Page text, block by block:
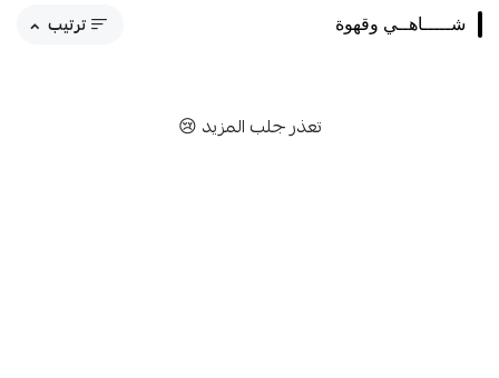
شـــــاهــي وقهوة ترتيب
الاكثر مبيعاً
تعذر جلب المزيد 😢